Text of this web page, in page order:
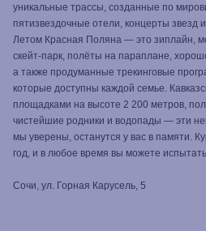
уникальные трассы, созданные по
пятизвездочные отели, концерты звезд
Летом Красная Поляна — это зиплайн,
скейт-парк, полёты на параплане,
а также продуманные трекинговые
которые доступны каждой семье.
площадками на высоте 2 200 метров,
чистейшие родники и водопады — эти
мы уверены, останутся у вас в памяти.
год, и в любое время вы можете
Сочи, ул. Горная Карусель, 5